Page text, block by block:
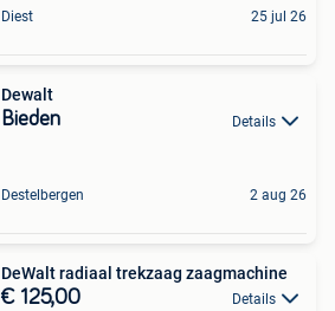
Diest 25 jul 26
Dewalt
Bieden Details
Destelbergen 2 aug 26
DeWalt radiaal trekzaag zaagmachine
€ 125,00 Details